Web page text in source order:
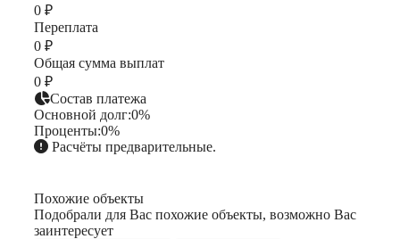
0 ₽
Переплата
0 ₽
Общая сумма выплат
0 ₽
Состав платежа
Основной долг:0%
Проценты:0%
Расчёты предварительные.
Похожие объекты
Подобрали для Вас похожие объекты, возможно Вас
заинтересует